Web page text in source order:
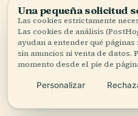
[https://
2/]
Wanderlog, 2025,
[https://wanderlog.com/
Una pequeña solicitud
Las cookies estrictamente
Las cookies de análisis
ayudan a entender qué
sin anuncios ni venta de datos.
momento desde el pie de
Personalizar